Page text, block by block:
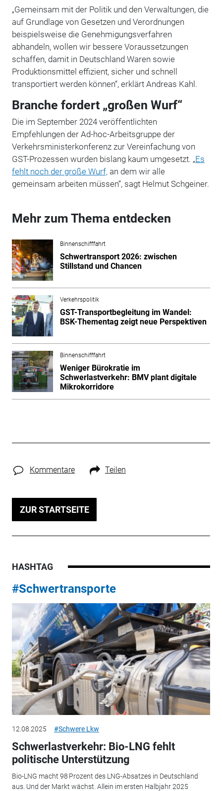
„Gemeinsam mit der Politik und den Verwaltungen, die
auf Grundlage von Gesetzen und Verordnungen
beispielsweise die Genehmigungsverfahren
abhandeln, wollen wir bessere Voraussetzungen
schaffen, damit in Deutschland Waren sowie
Produktionsmittel effizient, sicher und schnell
transportiert werden können“, erklärt Andreas Kahl.
Branche fordert „großen Wurf“
Die im September 2024 veröffentlichten
Empfehlungen der Ad-hoc-Arbeitsgruppe der
Verkehrsministerkonferenz zur Vereinfachung von
GST-Prozessen wurden bislang kaum umgesetzt. „Es
fehlt noch der große Wurf,an dem wir alle
gemeinsam arbeiten müssen“, sagt Helmut Schgeiner.
Mehr zum Thema entdecken
Binnenschifffahrt
Schwertransport 2026: zwischen
Stillstand und Chancen
Verkehrspolitik
GST-Transportbegleitung im Wandel:
BSK-Thementag zeigt neue Perspektiven
Binnenschifffahrt
Weniger Bürokratie im
Schwerlastverkehr: BMV plant digitale
Mikrokorridore
Kommentare Teilen
ZUR STARTSEITE
HASHTAG
#Schwertransporte
12.08.2025 #Schwere Lkw
Schwerlastverkehr: Bio-LNG fehlt
politische Unterstützung
Bio-LNG macht 98 Prozent des LNG-Absatzes in Deutschland
aus. Und der Markt wächst. Allein im ersten Halbjahr 2025